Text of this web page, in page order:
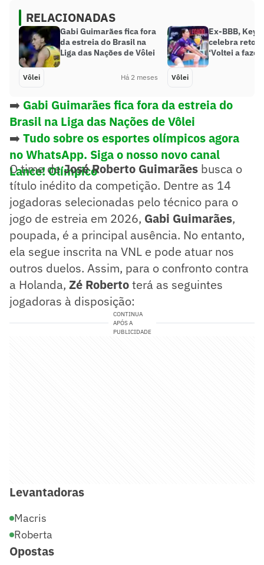
RELACIONADAS
Gabi Guimarães fica fora
da estreia do Brasil na
Liga das Nações de Vôlei
Vôlei Há 2 meses
Ex-BBB, Key
celebra
‘Voltei a fazer
Vôlei
➡️ Gabi Guimarães fica fora da estreia do
Brasil na Liga das Nações de Vôlei
➡️ Tudo sobre os esportes olímpicos agora
no WhatsApp. Siga o nosso novo canal
Lance! Olímpico
O time deJosé Roberto Guimarães busca o
título inédito da competição. Dentre as 14
jogadoras selecionadas pelo técnico para o
jogo de estreia em 2026, Gabi Guimarães,
poupada, é a principal ausência. No entanto,
ela segue inscrita na VNL e pode atuar nos
outros duelos. Assim, para o confronto contra
a Holanda, Zé Robertoterá as seguintes
jogadoras à disposição:
CONTINUA
APÓS A
PUBLICIDADE
Levantadoras
Macris
Roberta
Opostas